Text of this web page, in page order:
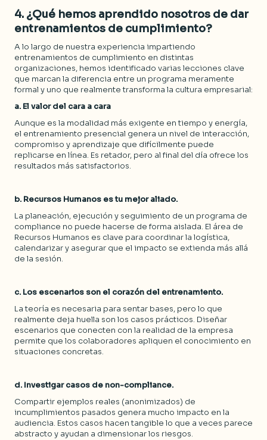
4. ¿Qué hemos aprendido nosotros de dar
entrenamientos de cumplimiento?
A lo largo de nuestra experiencia impartiendo
entrenamientos de cumplimiento en distintas
organizaciones, hemos identificado varias lecciones clave
que marcan la diferencia entre un programa meramente
formal y uno que realmente transforma la cultura empresarial:
a. El valor del cara a cara
Aunque es la modalidad más exigente en tiempo y energía,
el entrenamiento presencial genera un nivel de interacción,
compromiso y aprendizaje que difícilmente puede
replicarse en línea. Es retador, pero al final del día ofrece los
resultados más satisfactorios.
b. Recursos Humanos es tu mejor aliado.
La planeación, ejecución y seguimiento de un programa de
compliance no puede hacerse de forma aislada. El área de
Recursos Humanos es clave para coordinar la logística,
calendarizar y asegurar que el impacto se extienda más allá
de la sesión.
c. Los escenarios son el corazón del entrenamiento.
La teoría es necesaria para sentar bases, pero lo que
realmente deja huella son los casos prácticos. Diseñar
escenarios que conecten con la realidad de la empresa
permite que los colaboradores apliquen el conocimiento en
situaciones concretas.
d. Investigar casos de non-compliance.
Compartir ejemplos reales (anonimizados) de
incumplimientos pasados genera mucho impacto en la
audiencia. Estos casos hacen tangible lo que a veces parece
abstracto y ayudan a dimensionar los riesgos.